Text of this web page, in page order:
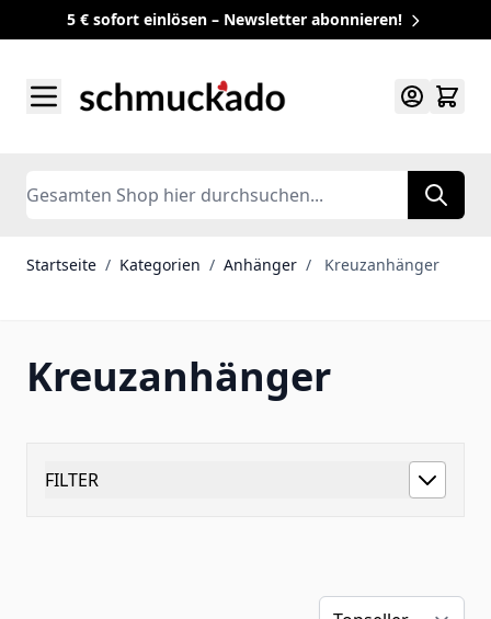
5 € sofort einlösen – Newsletter abonnieren!
Search
Startseite / Kategorien / Anhänger / Kreuzanhänger
Kreuzanhänger
FILTER